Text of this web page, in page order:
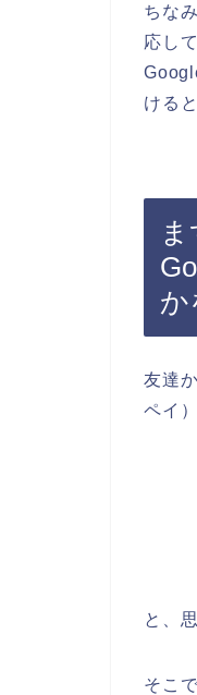
ちな
応し
ける
か
友達
ペイ
と、
そこ